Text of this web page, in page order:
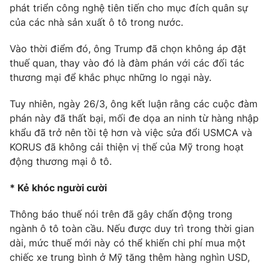
® Cấm sao chép dưới mọi hình thức nếu không có sự chấp
thuận bằng văn bản. Ghi rõ nguồn VTV.vn khi phát hành lại
thông tin từ website này.
phát triển công nghệ tiên tiến cho mục đích quân sự
của các nhà sản xuất ô tô trong nước.
Vào thời điểm đó, ông Trump đã chọn không áp đặt
thuế quan, thay vào đó là đàm phán với các đối tác
thương mại để khắc phục những lo ngại này.
Tuy nhiên, ngày 26/3, ông kết luận rằng các cuộc đàm
phán này đã thất bại, mối đe dọa an ninh từ hàng nhập
khẩu đã trở nên tồi tệ hơn và việc sửa đổi USMCA và
KORUS đã không cải thiện vị thế của Mỹ trong hoạt
động thương mại ô tô.
* Kẻ khóc người cười
Thông báo thuế nói trên đã gây chấn động trong
ngành ô tô toàn cầu. Nếu được duy trì trong thời gian
dài, mức thuế mới này có thể khiến chi phí mua một
chiếc xe trung bình ở Mỹ tăng thêm hàng nghìn USD,